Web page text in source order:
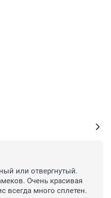
или отвергнутый.
Очень красивая
всегда много сплетен.